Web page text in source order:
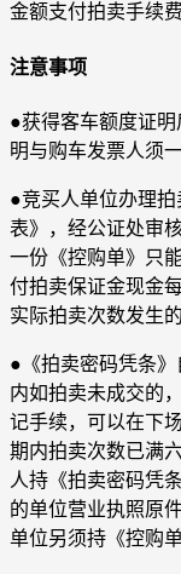
金额支付拍卖手续
注意事项
●获得客车额度证
明与购车发票人须一
●竞买人单位办理
表》，经公证处审
一份《控购单》只
付拍卖保证金现金
实际拍卖次数发生
●《拍卖密码凭条
内如拍卖未成交的
记手续，可以在下
期内拍卖次数已满
人持《拍卖密码凭
的单位营业执照原
单位另须持《控购